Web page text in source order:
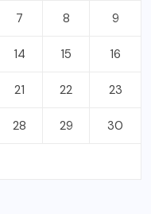
7 8 9
14 15 16
21 22 23
28 29 30